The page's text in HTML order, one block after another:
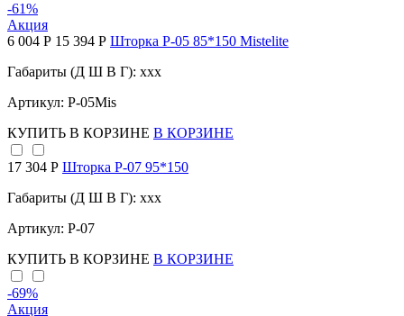
-61%
Акция
6 004 Р 15 394 Р Шторка P-05 85*150 Mistelite
Габариты (Д Ш В Г): xxx
Артикул: P-05Mis
КУПИТЬ В КОРЗИНЕ В КОРЗИНЕ
17 304 Р Шторка P-07 95*150
Габариты (Д Ш В Г): xxx
Артикул: Р-07
КУПИТЬ В КОРЗИНЕ В КОРЗИНЕ
-69%
Акция